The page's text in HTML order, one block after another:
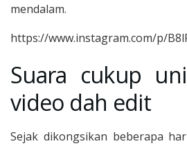
mendalam.
https://www.instagram.com/p/
Suara cukup
video dah edit
Sejak dikongsikan beberapa